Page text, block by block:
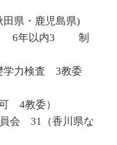
田県・鹿児島県)
11 6年以内3 制
学力検査 3教委
4教委）
会 31（香川県な